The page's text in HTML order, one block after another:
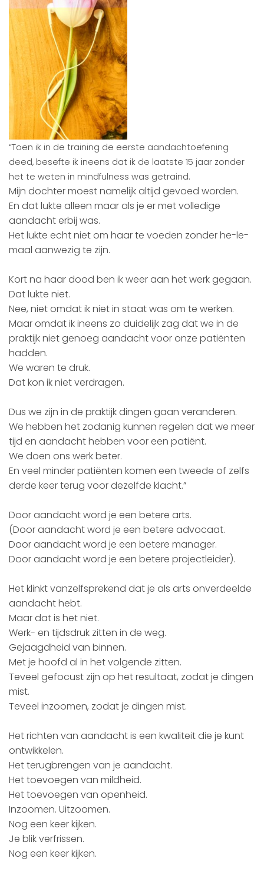
“Toen ik in de training de eerste aandachtoefening
deed, besefte ik ineens dat ik de laatste 15 jaar zonder
het te weten in mindfulness was getraind.
Mijn dochter moest namelijk altijd gevoed worden.
En dat lukte alleen maar als je er met volledige
aandacht erbij was.
Het lukte echt niet om haar te voeden zonder he-le-
maal aanwezig te zijn.
Kort na haar dood ben ik weer aan het werk gegaan.
Dat lukte niet.
Nee, niet omdat ik niet in staat was om te werken.
Maar omdat ik ineens zo duidelijk zag dat we in de
praktijk niet genoeg aandacht voor onze patiënten
hadden.
We waren te druk.
Dat kon ik niet verdragen.
Dus we zijn in de praktijk dingen gaan veranderen.
We hebben het zodanig kunnen regelen dat we meer
tijd en aandacht hebben voor een patiënt.
We doen ons werk beter.
En veel minder patiënten komen een tweede of zelfs
derde keer terug voor dezelfde klacht.”
Door aandacht word je een betere arts.
(Door aandacht word je een betere advocaat.
Door aandacht word je een betere manager.
Door aandacht word je een betere projectleider).
Het klinkt vanzelfsprekend dat je als arts onverdeelde
aandacht hebt.
Maar dat is het niet.
Werk- en tijdsdruk zitten in de weg.
Gejaagdheid van binnen.
Met je hoofd al in het volgende zitten.
Teveel gefocust zijn op het resultaat, zodat je dingen
mist.
Teveel inzoomen, zodat je dingen mist.
Het richten van aandacht is een kwaliteit die je kunt
ontwikkelen.
Het terugbrengen van je aandacht.
Het toevoegen van mildheid.
Het toevoegen van openheid.
Inzoomen. Uitzoomen.
Nog een keer kijken.
Je blik verfrissen.
Nog een keer kijken.